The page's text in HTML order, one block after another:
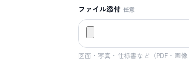
ファイル添付 任意
図面・写真・仕様書など（PDF・画